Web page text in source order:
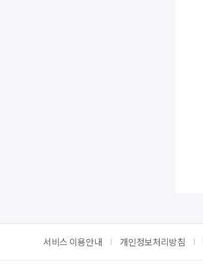
서비스 이용안내 개인정보처리방침